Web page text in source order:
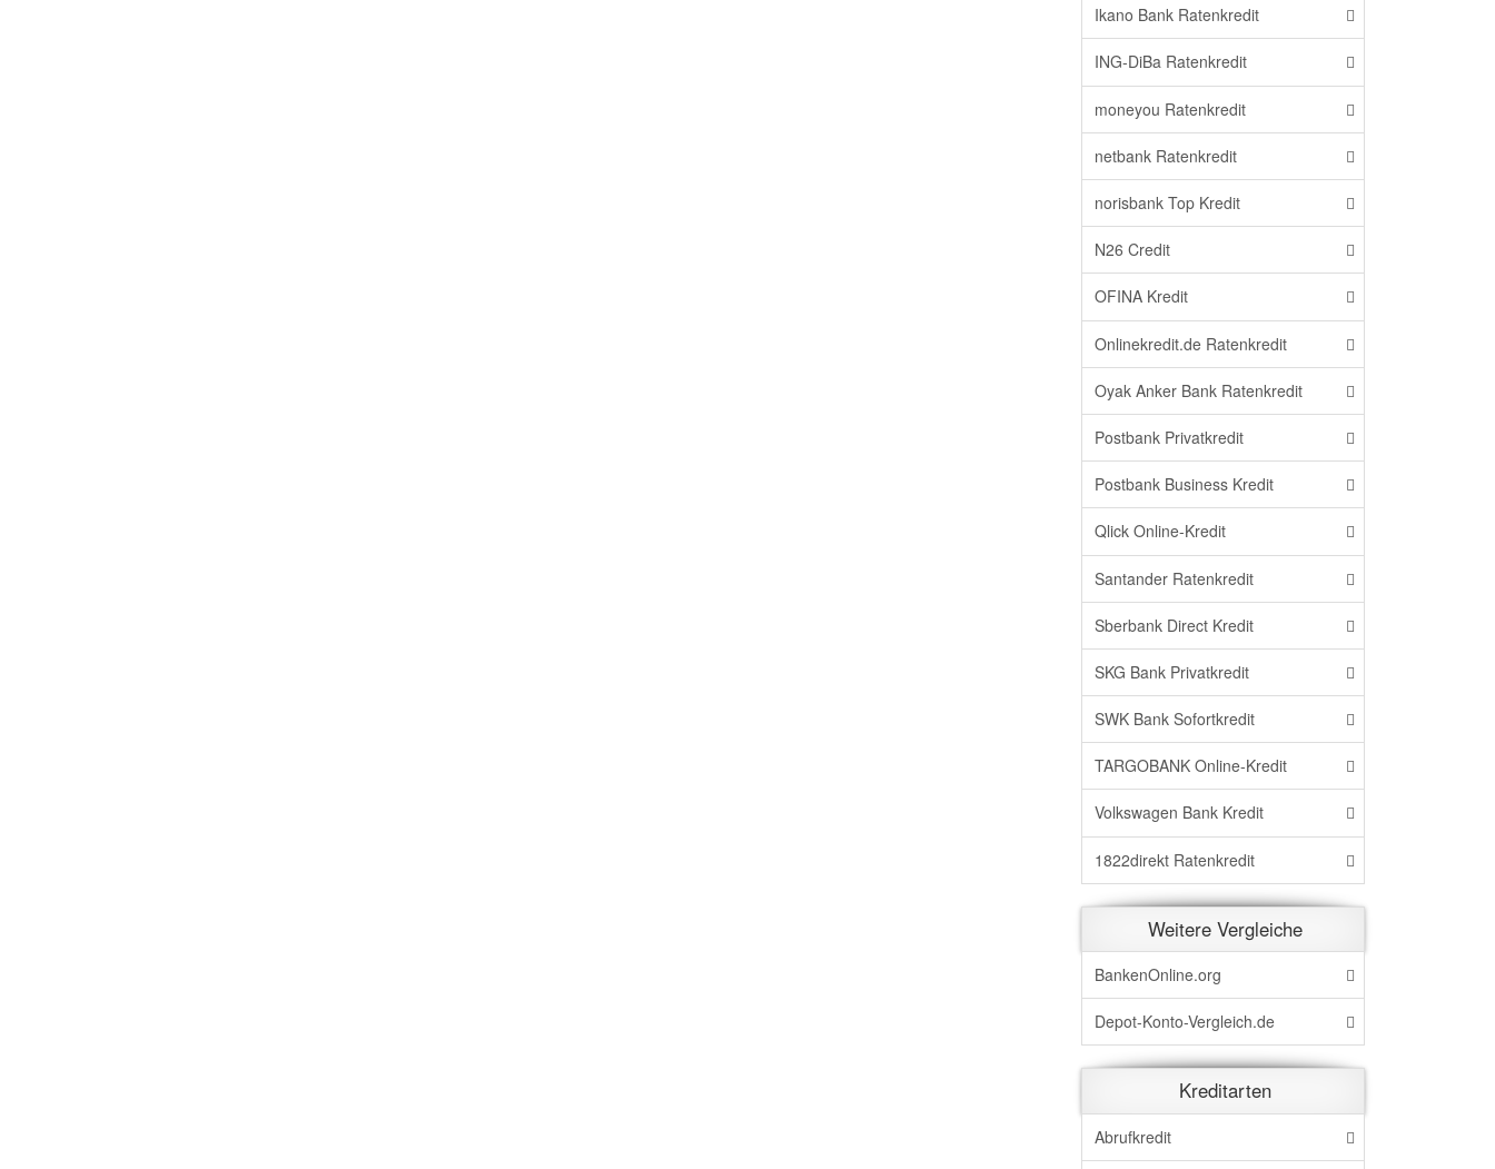
Ikano Bank Ratenkredit
ING-DiBa Ratenkredit
moneyou Ratenkredit
netbank Ratenkredit
norisbank Top Kredit
N26 Credit
OFINA Kredit
Onlinekredit.de Ratenkredit
Oyak Anker Bank Ratenkredit
Postbank Privatkredit
Postbank Business Kredit
Qlick Online-Kredit
Santander Ratenkredit
Sberbank Direct Kredit
SKG Bank Privatkredit
SWK Bank Sofortkredit
TARGOBANK Online-Kredit
Volkswagen Bank Kredit
1822direkt Ratenkredit
Weitere Vergleiche
BankenOnline.org
Depot-Konto-Vergleich.de
Kreditarten
Abrufkredit